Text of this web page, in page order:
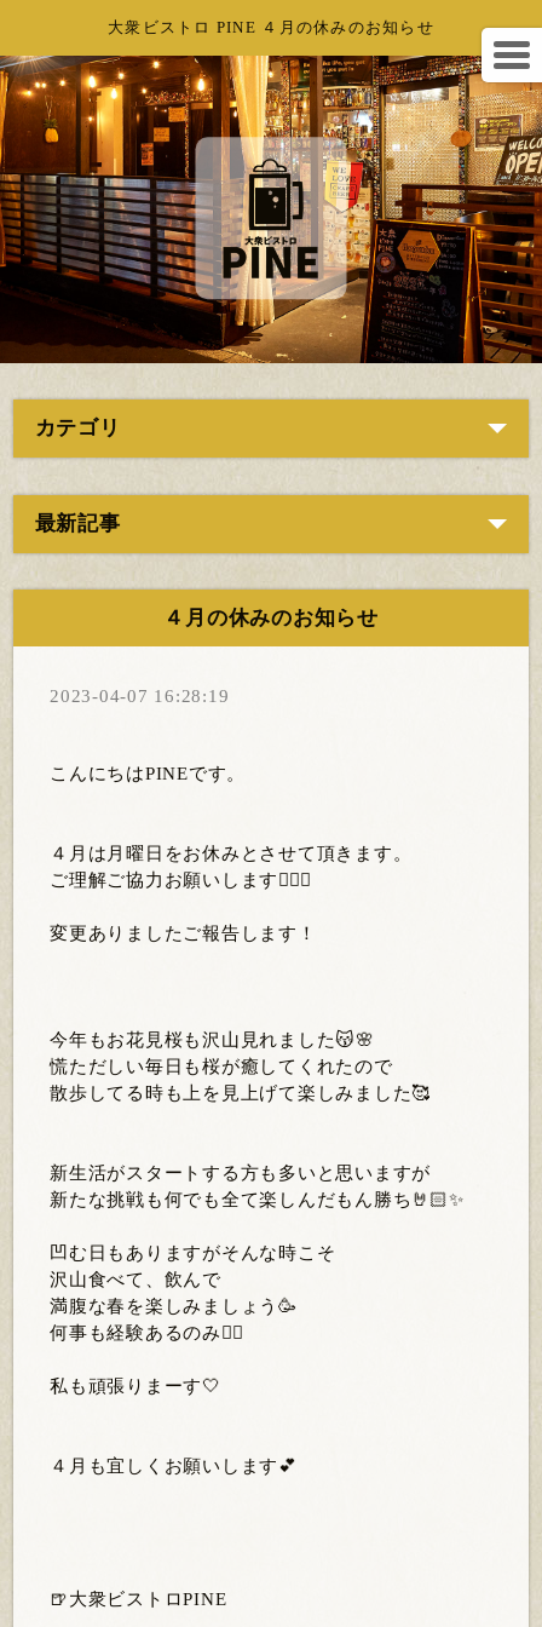
大衆ビストロ PINE ４月の休みのお知らせ
カテゴリ
最新記事
４月の休みのお知らせ
2023-04-07 16:28:19
こんにちはPINEです。
４月は月曜日をお休みとさせて頂きます。
ご理解ご協力お願いします🙇🏻‍♀️
変更ありましたご報告します！
今年もお花見桜も沢山見れました😽🌸
慌ただしい毎日も桜が癒してくれたので
散歩してる時も上を見上げて楽しみました🥰
新生活がスタートする方も多いと思いますが
新たな挑戦も何でも全て楽しんだもん勝ち🤘🏻✨
凹む日もありますがそんな時こそ
沢山食べて、飲んで
満腹な春を楽しみましょう🥳
何事も経験あるのみ👍🏻
私も頑張りまーす🤍
４月も宜しくお願いします💕
🍺大衆ビストロPINE